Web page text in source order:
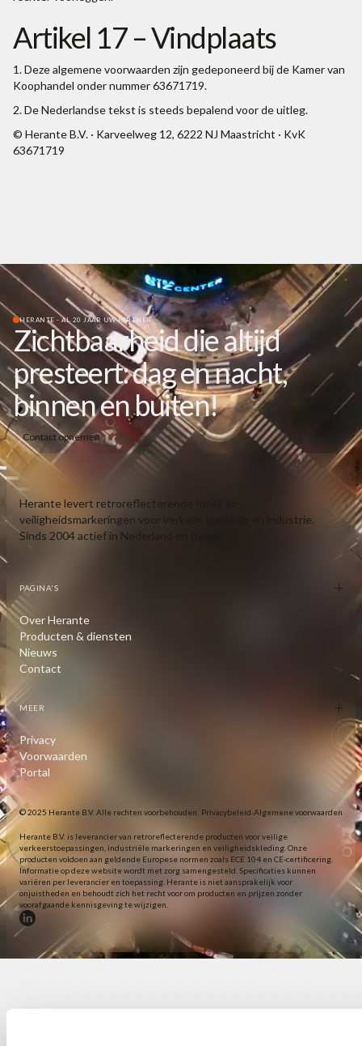
Artikel 17 – Vindplaats
1. Deze algemene voorwaarden zijn gedeponeerd bij de Kamer van
Koophandel onder nummer 63671719.
2. De Nederlandse tekst is steeds bepalend voor de uitleg.
© Herante B.V. · Karveelweg 12, 6222 NJ Maastricht · KvK
63671719
HERANTE - AL 20 JAAR UW PARTNER
Zichtbaarheid die altijd
presteert: dag en nacht,
binnen en buiten!
Contact opnemen
Herante levert retroreflecterende folies en
veiligheidsmarkeringen voor verkeer, logistiek en industrie.
Sinds 2004 actief in Nederland en België.
PAGINA'S
Over Herante
Producten & diensten
Nieuws
Contact
MEER
Privacy
Voorwaarden
Portal
© 2025 Herante B.V. Alle rechten voorbehouden. Privacybeleid·Algemene voorwaarden
Herante B.V. is leverancier van retroreflecterende producten voor veilige
verkeerstoepassingen, industriële markeringen en veiligheidskleding. Onze
producten voldoen aan geldende Europese normen zoals ECE 104 en CE-certificering.
Informatie op deze website wordt met zorg samengesteld. Specificaties kunnen
variëren per leverancier en toepassing. Herante is niet aansprakelijk voor
onjuistheden en behoudt zich het recht voor om producten en prijzen zonder
voorafgaande kennisgeving te wijzigen.